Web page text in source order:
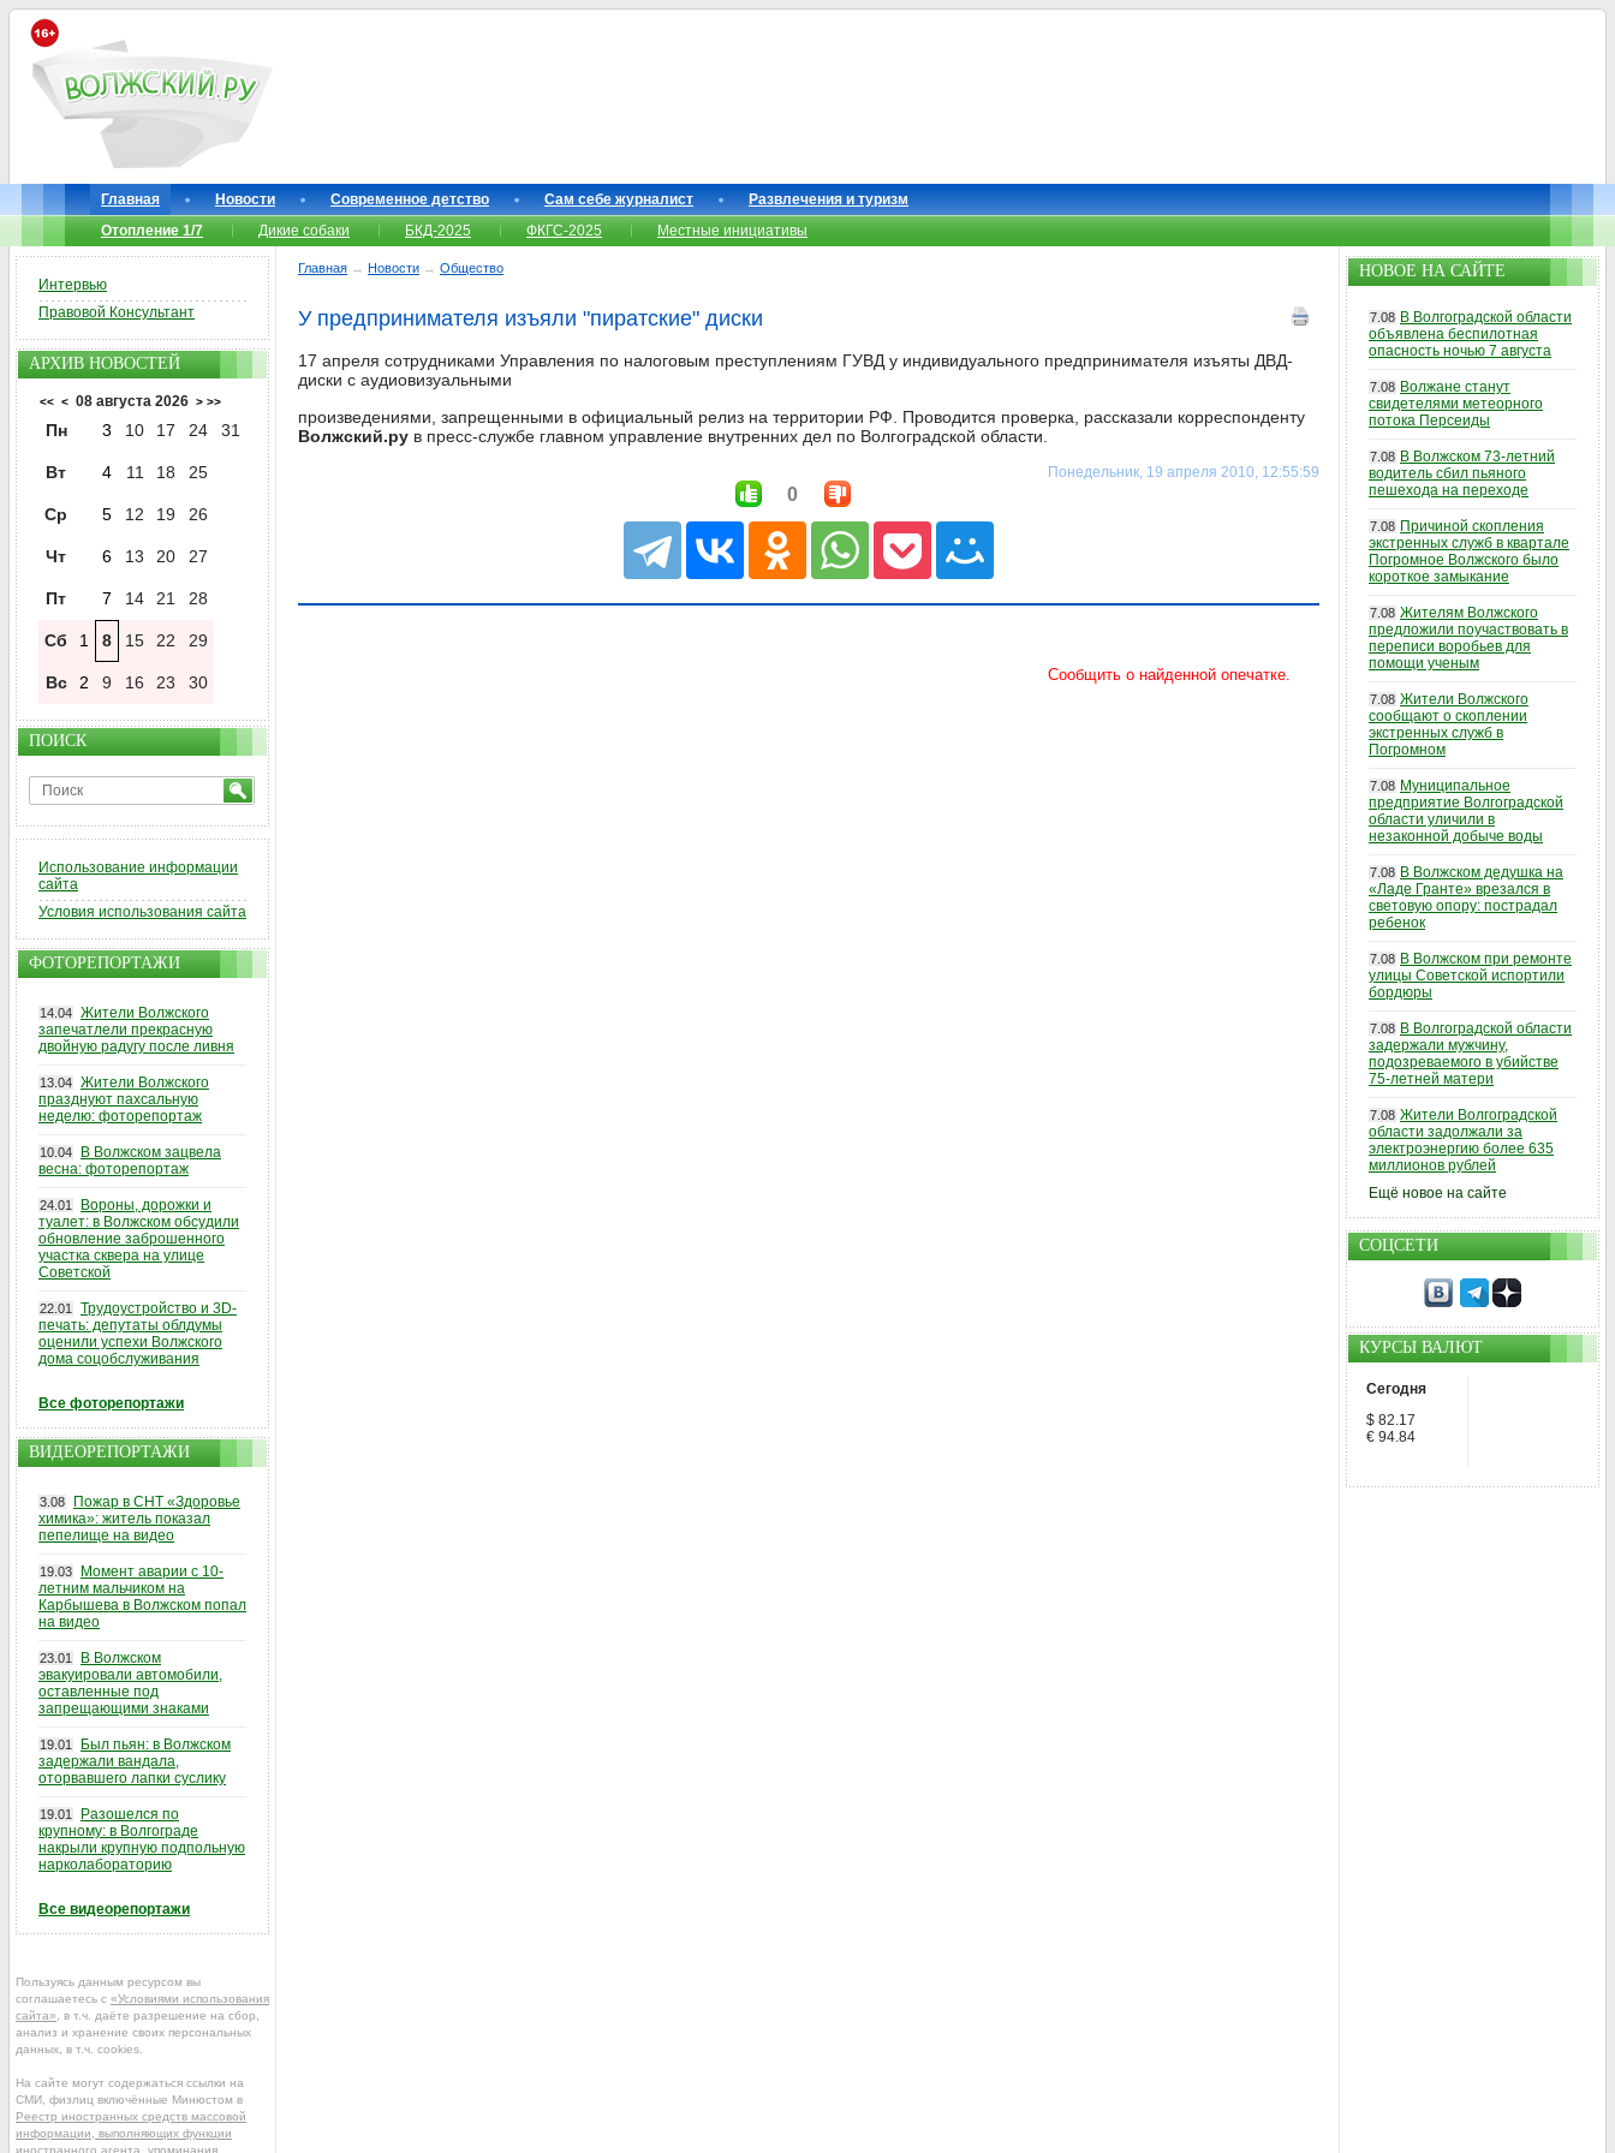
Главная Новости Современное детство Сам себе журналист
Развлечения и туризм
Отопление 1/7
Дикие собаки БКД-2025 ФКГС-2025 Местные инициативы
Главная → Новости → Общество
У предпринимателя изъяли "пиратские" диски
17 апреля сотрудниками Управления по налоговым преступлениям ГУВД у индивидуального предпринимателя изъяты ДВД-
диски с аудиовизуальными
произведениями, запрещенными в официальный релиз на территории РФ. Проводится проверка, рассказали корреспонденту
Волжский.ру в пресс-службе главном управление внутренних дел по Волгоградской области.
Понедельник, 19 апреля 2010, 12:55:59
0
Интервью
Правовой Консультант
АРХИВ НОВОСТЕЙ
<< < 08 августа 2026 > >>
Пн 3 10 17 24 31
Вт 4 11 18 25
Ср 5 12 19 26
Чт 6 13 20 27
Пт 7 14 21 28
Сб 1 8 15 22 29
Вс 2 9 16 23 30
ПОИСК
Использование информации
сайта
Условия использования сайта
ФОТОРЕПОРТАЖИ
14.04 Жители Волжского
запечатлели прекрасную
двойную радугу после ливня
13.04 Жители Волжского
празднуют пахсальную
неделю: фоторепортаж
10.04
В Волжском зацвела
весна: фоторепортаж
24.01
Вороны, дорожки и
туалет: в Волжском обсудили
обновление заброшенного
участка сквера на улице
Советской
22.01
Трудоустройство и 3D-
печать: депутаты облдумы
оценили успехи Волжского
дома соцобслуживания
Все фоторепортажи
ВИДЕОРЕПОРТАЖИ
3.08
Пожар в СНТ «Здоровье
химика»: житель показал
пепелище на видео
19.03
Момент аварии с 10-
летним мальчиком на
Карбышева в Волжском попал
на видео
23.01
В Волжском
эвакуировали автомобили,
оставленные под
запрещающими знаками
19.01
Был пьян: в Волжском
задержали вандала,
оторвавшего лапки суслику
19.01
Разошелся по
крупному: в Волгограде
накрыли крупную подпольную
нарколабораторию
Все видеорепортажи
Пользуясь данным ресурсом вы
соглашаетесь с «Условиями использования
сайта» , в т.ч. даёте разрешение на сбор,
анализ и хранение своих персональных
данных, в т.ч. cookies.
На сайте могут содержаться ссылки на
СМИ, физлиц включённые Минюстом в
Реестр иностранных средств массовой
информации, выполняющих функции
иностранного агента , упоминания
НОВОЕ НА САЙТЕ
7.08 В Волгоградской области
объявлена беспилотная
опасность ночью 7 августа
7.08 Волжане станут
свидетелями метеорного
потока Персеиды
7.08 В Волжском 73-летний
водитель сбил пьяного
пешехода на переходе
7.08 Причиной скопления
экстренных служб в квартале
Погромное Волжского было
короткое замыкание
7.08 Жителям Волжского
предложили поучаствовать в
переписи воробьев для
помощи ученым
7.08 Жители Волжского
сообщают о скоплении
экстренных служб в
Погромном
7.08 Муниципальное
предприятие Волгоградской
области уличили в
незаконной добыче воды
7.08 В Волжском дедушка на
«Ладе Гранте» врезался в
световую опору: пострадал
ребенок
7.08 В Волжском при ремонте
улицы Советской испортили
бордюры
7.08 В Волгоградской области
задержали мужчину,
подозреваемого в убийстве
75-летней матери
7.08 Жители Волгоградской
области задолжали за
электроэнергию более 635
миллионов рублей
Ещё новое на сайте
СОЦСЕТИ
КУРСЫ ВАЛЮТ
Сегодня
$ 82.17
€ 94.84